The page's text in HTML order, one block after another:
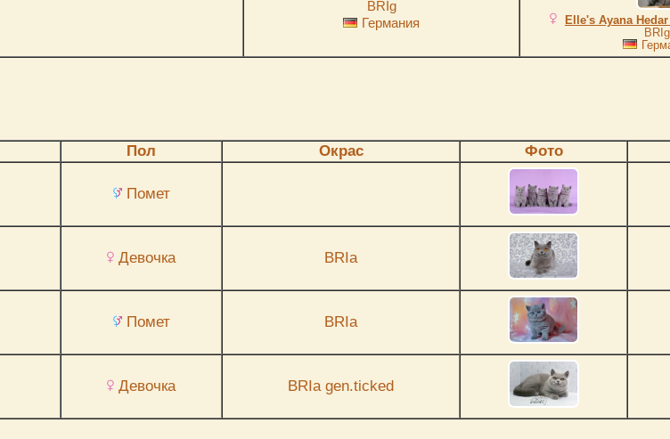
BRIg
Германия
Elle's Ayana
BRIg
Пол Окрас Фото
Помет
Девочка BRIa
Помет BRIa
Девочка BRIa gen.ticked